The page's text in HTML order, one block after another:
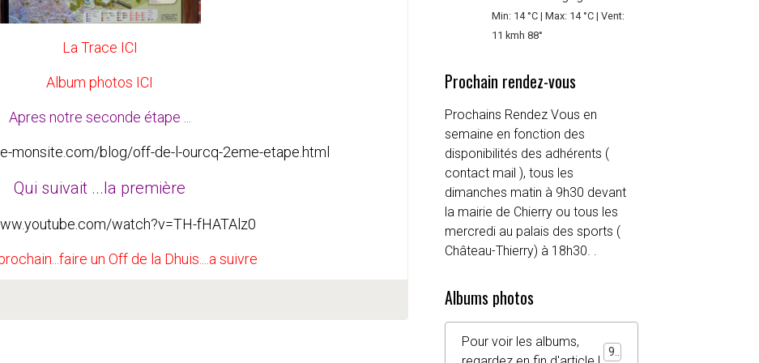
La Trace ICI
Album photos ICI
Apres notre seconde étape ...
monsite.com/blog/off-de-l-ourcq-2eme-etape.html
Qui suivait ...la première
watch?v=TH-fHATAlz0
prochain...faire un Off de la Dhuis....a suivre
Min: 14 °C | Max: 14 °C | Vent:
11 kmh 88°
Prochain rendez-vous
Prochains Rendez Vous en
semaine en fonction des
disponibilités des adhérents (
contact mail ), tous les
dimanches matin à 9h30 devant
la mairie de Chierry ou tous les
mercredi au palais des sports (
Château-Thierry) à 18h30. .
Albums photos
Pour voir les albums,